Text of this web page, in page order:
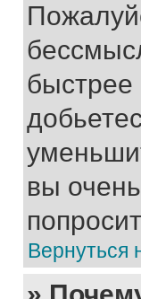
вы
Вернуться